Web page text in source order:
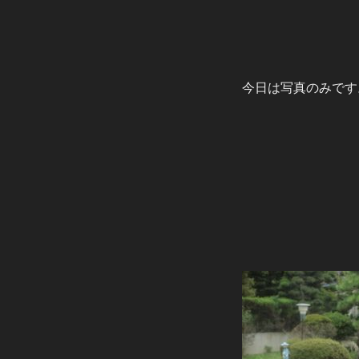
今日は写真のみで